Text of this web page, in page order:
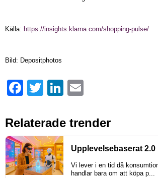
Källa: https://insights.klarna.com/shopping-pulse/
Bild: Depositphotos
FacebookTwitter LinkedIn
Relaterade trender
Upplevelsebaserat 2.0
Vi lever i en tid då
handlar bara om att köpa p...